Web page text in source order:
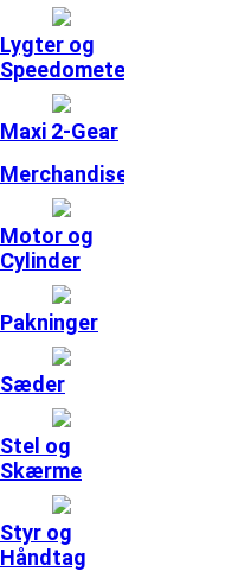
Lygter og
Speedometer
Maxi 2-Gear
Merchandise
Motor og
Cylinder
Pakninger
Sæder
Stel og
Skærme
Styr og
Håndtag